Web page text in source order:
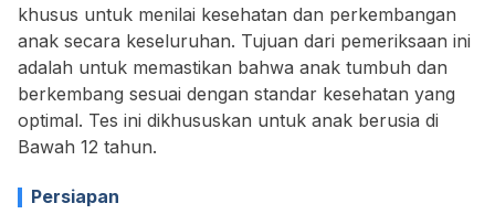
khusus untuk menilai kesehatan dan perkembangan
anak secara keseluruhan. Tujuan dari pemeriksaan ini
adalah untuk memastikan bahwa anak tumbuh dan
berkembang sesuai dengan standar kesehatan yang
optimal. Tes ini dikhususkan untuk anak berusia di
Bawah 12 tahun.
Persiapan